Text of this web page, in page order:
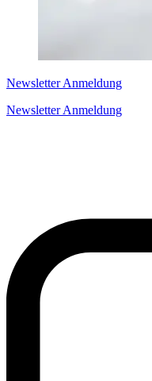
Newsletter Anmeldung
Newsletter Anmeldung